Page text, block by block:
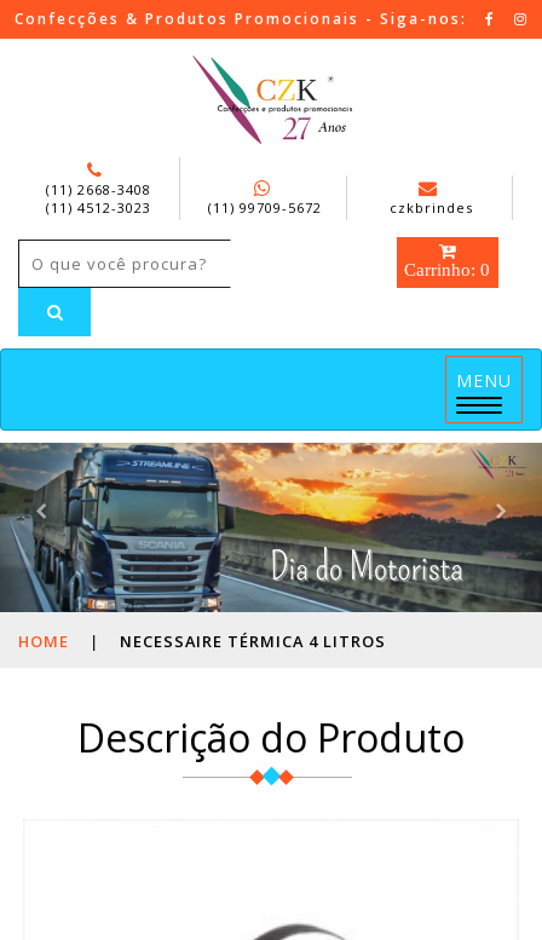
Confecções & Produtos Promocionais - Siga-nos:
(11) 2668-3408
(11) 4512-3023
(11) 99709-5672 czkbrindes
Carrinho: 0
MENU
Menu
HOME | NECESSAIRE TÉRMICA 4 LITROS
Descrição do Produto